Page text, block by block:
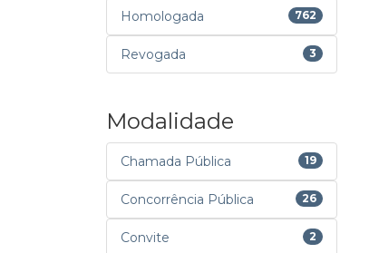
Homologada 762
Revogada 3
Modalidade
Chamada Pública 19
Concorrência Pública 26
Convite 2